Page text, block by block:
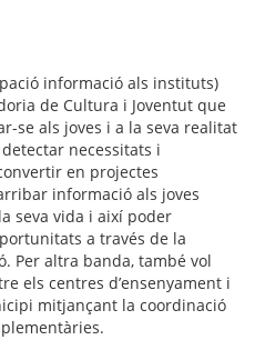
informació als instituts)
de Cultura i Joventut que
se als joves i a la seva realitat
necessitats i
en projectes
informació als joves
seva vida i així poder
a través de la
Per altra banda, també vol
els centres d’ensenyament i
mitjançant la coordinació